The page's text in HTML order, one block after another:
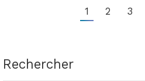
1 2 3
Rechercher